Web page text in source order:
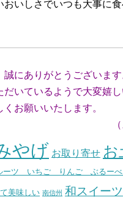
いしさでいつも大事に食
県
にありがとうございます
いているようで大変嬉し
お願いいたします。
ッフ
やげ お取り寄せ お
ーツ いちご りんご ぶるーべ
美味しい 南信州 和スイーツ